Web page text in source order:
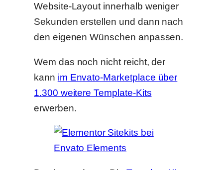
Website-Layout innerhalb weniger
Sekunden erstellen und dann nach
den eigenen Wünschen anpassen.
Wem das noch nicht reicht, der
kann im Envato-Marketplace über
1.300 weitere Template-Kits
erwerben.